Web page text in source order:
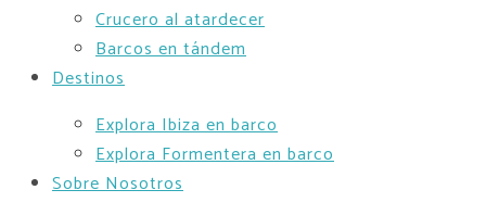
Crucero al atardecer
Barcos en tándem
Destinos
Explora Ibiza en barco
Explora Formentera en barco
Sobre Nosotros